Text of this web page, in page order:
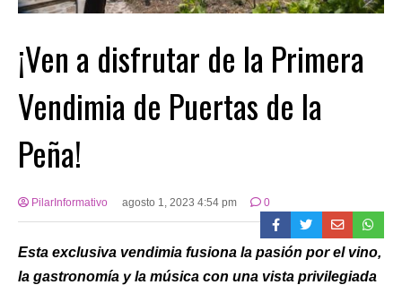
¡Ven a disfrutar de la Primera
Vendimia de Puertas de la
Peña!
PilarInformativo agosto 1, 2023 4:54 pm 0
Esta exclusiva vendimia fusiona la pasión por el vino,
la gastronomía y la música con una vista privilegiada